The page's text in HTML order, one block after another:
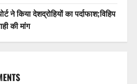
ने किया देशद्रोहियों का पर्दाफाश;विहिप
की मांग